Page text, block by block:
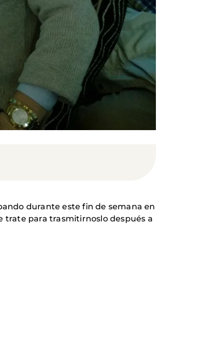
durante este fin de semana en
trate para trasmitirnoslo después a